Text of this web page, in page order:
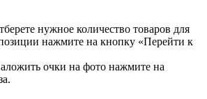
нужное количество товаров для
нажмите на кнопку «Перейти к
очки на фото нажмите на